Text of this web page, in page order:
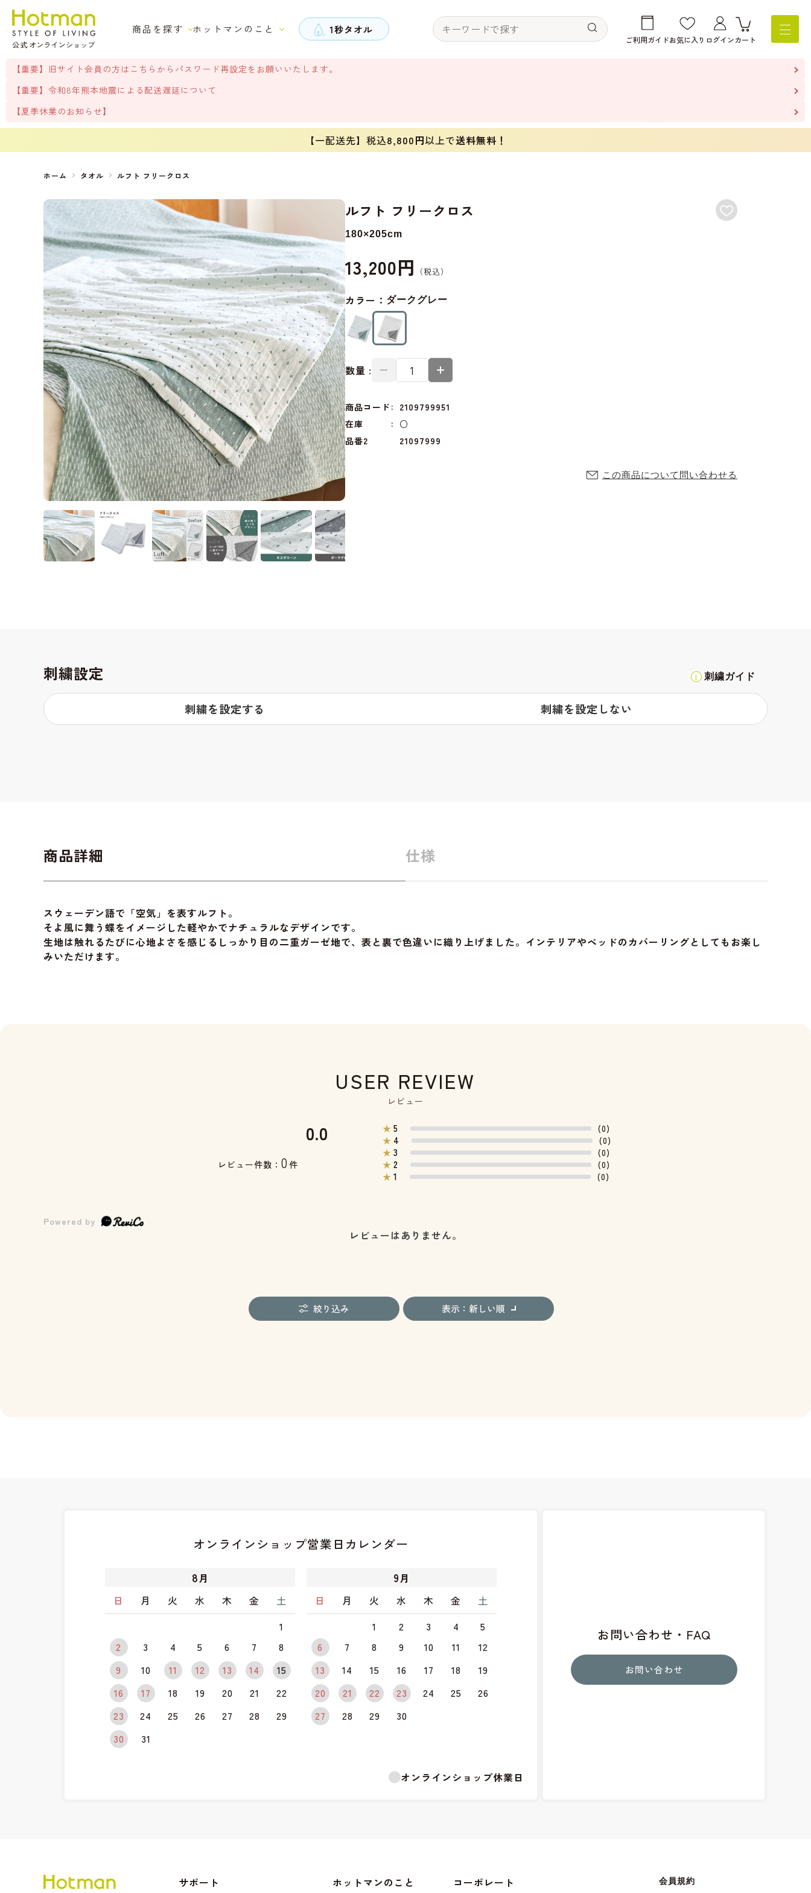
商品を探す ホットマンのこと 1秒タオル
ご利用ガイドお気に入り ログインカート
【重要】旧サイト会員の方はこちらからパスワード再設定をお願いいたします。
【重要】令和8年熊本地震による配送遅延について
【夏季休業のお知らせ】
【一配送先】税込8,800円以上で送料無料！
ホーム タオル ルフト フリークロス
ルフト フリークロス
180×205cm
13,200円
カラー： ダークグレー
数量 :
商品コード
2109799951
在庫
○
品番2
21097999
この商品について問い合わせる
刺繍設定 刺繍ガイド
刺繍を設定する 刺繍を設定しない
商品詳細 仕様
スウェーデン語で「空気」を表すルフト。
そよ風に舞う蝶をイメージした軽やかでナチュラルなデザインです。
生地は触れるたびに心地よさを感じるしっかり目の二重ガーゼ地で、表と裏で色違いに織り上げました。インテリアやベッドのカバーリングとしてもお楽し
みいただけます。
USER REVIEW
レビュー
0.0
レビュー件数： 0 件
★ 5
(0)
★ 4
(0)
★ 3
(0)
★ 2
(0)
★ 1 (0)
レビューはありません。
絞り込み 表示：新しい順
お問い合わせ・FAQ
お問い合わせ
オンラインショップ営業日カレンダー
8月
日
月 火 水 木 金
土
1
2
3 4 5 6 7
8
9
10 11 12 13 14
15
16
17 18 19 20 21
22
23
24 25 26 27 28
29
30
31
9月
日
月 火 水 木 金
土
1
2 3 4
5
6
7 8 9 10 11
12
13
14 15 16 17 18
19
20
21 22 23 24 25
26
27
28 29 30
オンラインショップ休業日
サポート ホットマンのこと コーポレート 会員規約